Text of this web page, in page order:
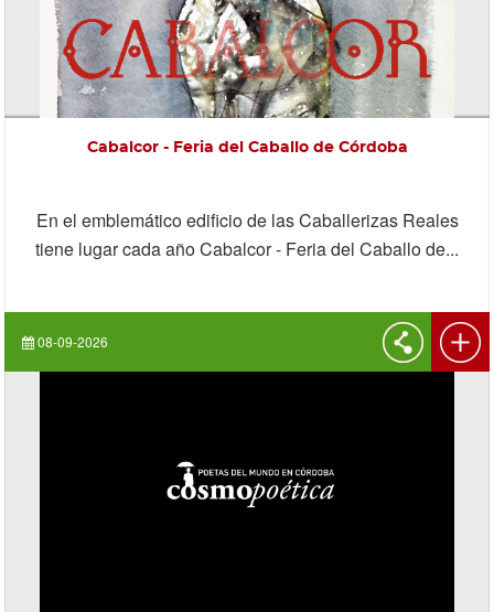
08-09-2026
Cabalcor - Feria del Caballo de Córdoba
En el emblemático edificio de las Caballerizas Reales
tiene lugar cada año Cabalcor - Feria del Caballo de...